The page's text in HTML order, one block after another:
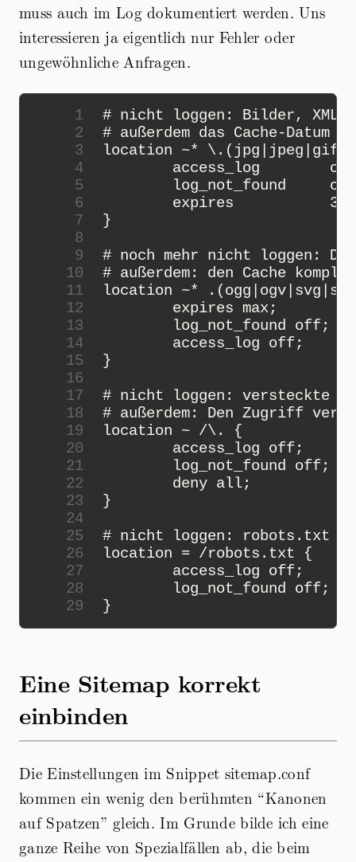
muss auch im Log dokumentiert werden. Uns
interessieren ja eigentlich nur Fehler oder
ungewöhnliche Anfragen.
1
2
3
4
5
6
7
8
9
10
11
12
13
14
15
16
17
18
19
20
21
22
23
24
25
26
27
28
29
Eine Sitemap korrekt
einbinden
Die Einstellungen im Snippet sitemap.conf
kommen ein wenig den berühmten “Kanonen
auf Spatzen” gleich. Im Grunde bilde ich eine
ganze Reihe von Spezialfällen ab, die beim